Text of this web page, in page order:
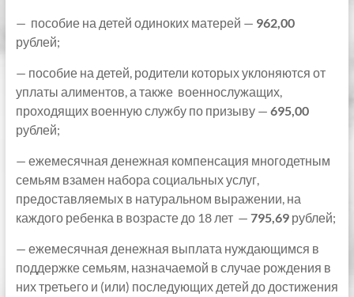
— пособие на детей одиноких матерей — 962,00
рублей;
— пособие на детей, родители которых уклоняются от
уплаты алиментов, а также военнослужащих,
проходящих военную службу по призыву — 695,00
рублей;
— ежемесячная денежная компенсация многодетным
семьям взамен набора социальных услуг,
предоставляемых в натуральном выражении, на
каждого ребенка в возрасте до 18 лет — 795,69рублей;
— ежемесячная денежная выплата нуждающимся в
поддержке семьям, назначаемой в случае рождения в
них третьего и (или) последующих детей до достижения